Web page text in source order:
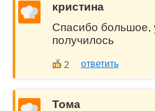
кристина
Спасибо большое,
получилось
2 ответить
Тома